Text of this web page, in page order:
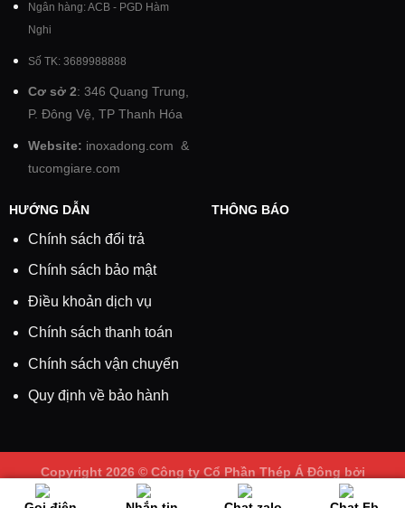
Ngân hàng: ACB - PGD Hàm
Nghi
Số TK: 3689988888
Cơ sở 2: 346 Quang Trung,
P. Đông Vệ, TP Thanh Hóa
Website: inoxadong.com &
tucomgiare.com
HƯỚNG DẪN
Chính sách đổi trả
Chính sách bảo mật
Điều khoản dịch vụ
Chính sách thanh toán
Chính sách vận chuyển
Quy định về bảo hành
THÔNG BÁO
Copyright 2026 ©Công ty Cổ Phần Thép Á Đôngbởi
inoxadong.com